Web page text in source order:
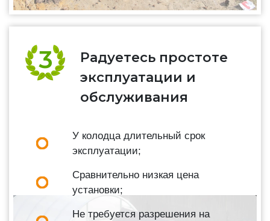
Радуетесь простоте
эксплуатации и
обслуживания
У колодца длительный срок
эксплуатации;
Сравнительно низкая цена
установки;
Не требуется разрешения на